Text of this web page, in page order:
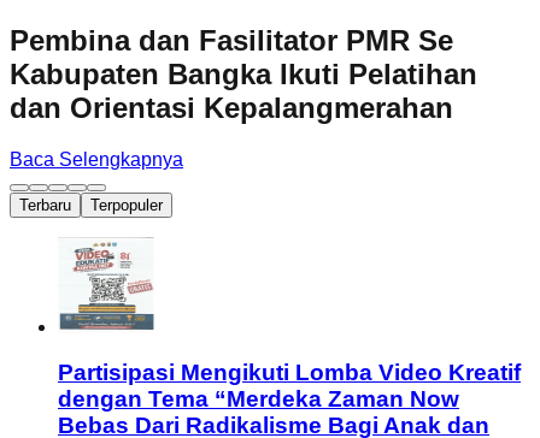
Pembina dan Fasilitator PMR Se
Kabupaten Bangka Ikuti Pelatihan
dan Orientasi Kepalangmerahan
Baca Selengkapnya
Terbaru Terpopuler
Partisipasi Mengikuti Lomba Video Kreatif
dengan Tema “Merdeka Zaman Now
Bebas Dari Radikalisme Bagi Anak dan